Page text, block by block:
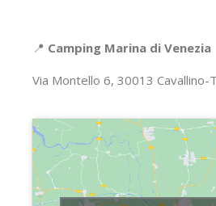
📍 Camping Marina di Venezia
Via Montello 6, 30013